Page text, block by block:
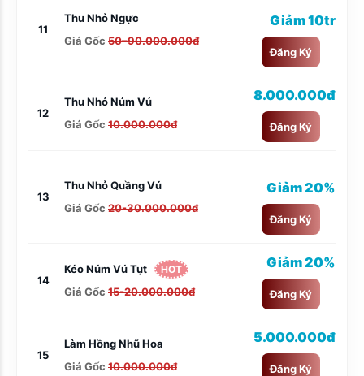
11
Thu Nhỏ Ngực
Giá Gốc 50–90.000.000đ
Giảm 10tr
Đăng Ký
12
Thu Nhỏ Núm Vú
Giá Gốc 10.000.000đ
8.000.000đ
Đăng Ký
13
Thu Nhỏ Quầng Vú
Giá Gốc 20-30.000.000đ
Giảm 20%
Đăng Ký
14
Kéo Núm Vú Tụt HOT
Giá Gốc 15-20.000.000đ
Giảm 20%
Đăng Ký
15
Làm Hồng Nhũ Hoa
Giá Gốc 10.000.000đ
5.000.000đ
Đăng Ký